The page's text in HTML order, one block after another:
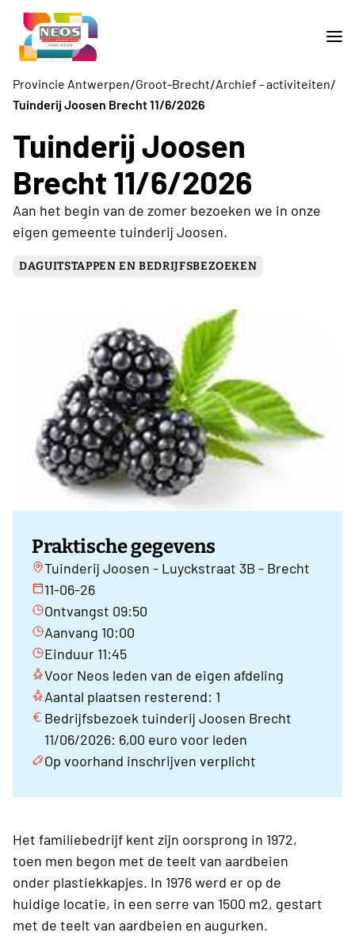
Provincie Antwerpen/Groot-Brecht/Archief - activiteiten/
Tuinderij Joosen Brecht 11/6/2026
Tuinderij Joosen
Brecht 11/6/2026
Aan het begin van de zomer bezoeken we in onze
eigen gemeente tuinderij Joosen.
DAGUITSTAPPEN EN BEDRIJFSBEZOEKEN
Praktische gegevens
Tuinderij Joosen - Luyckstraat 3B - Brecht
11-06-26
Ontvangst 09:50
Aanvang 10:00
Einduur 11:45
Voor Neos leden van de eigen afdeling
Aantal plaatsen resterend: 1
Bedrijfsbezoek tuinderij Joosen Brecht
11/06/2026: 6,00 euro voor leden
Op voorhand inschrijven verplicht
Het familiebedrijf kent zijn oorsprong in 1972,
toen men begon met de teelt van aardbeien
onder plastiekkapjes. In 1976 werd er op de
huidige locatie, in een serre van 1500 m2, gestart
met de teelt van aardbeien en augurken.